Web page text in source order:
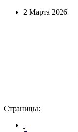
2 Марта 2026
Страницы: